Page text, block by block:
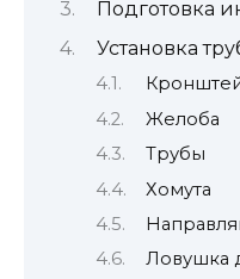
Подготовка
Установка
Желоба
Трубы
Хомута
Ловушка